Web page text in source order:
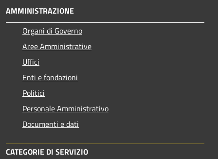
AMMINISTRAZIONE
Organi di Governo
Aree Amministrative
Uffici
Enti e fondazioni
Politici
Personale Amministrativo
Documenti e dati
CATEGORIE DI SERVIZIO